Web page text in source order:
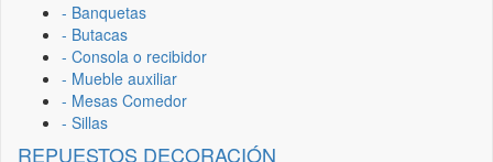
- Banquetas
- Butacas
- Consola o recibidor
- Mueble auxiliar
- Mesas Comedor
- Sillas
REPUESTOS DECORACIÓN